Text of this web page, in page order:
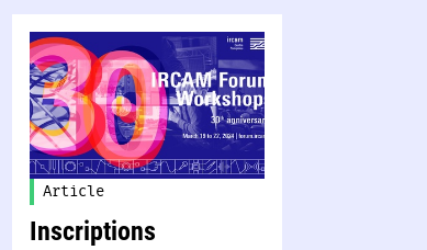
Article
Inscriptions